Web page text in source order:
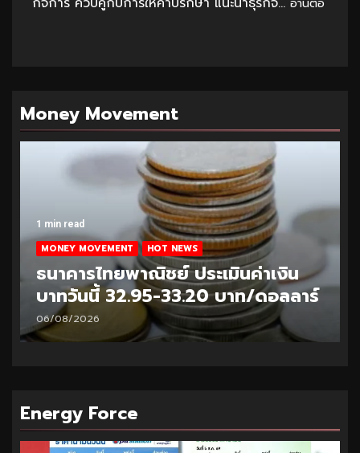
อ่านต่อ
Money Movement
1 min read
MONEY MOVEMENT HOT NEWS
ธนาคารไทยพาณิชย์ ประเมินค่าเงิน
บาทวันนี้ 32.95-33.20 บาท/ดอลลาร์
06/08/2026
Energy Force